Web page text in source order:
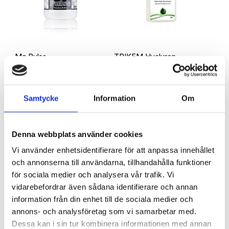
Samtycke Information Om
Denna webbplats använder cookies
Vi använder enhetsidentifierare för att anpassa innehållet
och annonserna till användarna, tillhandahålla funktioner
för sociala medier och analysera vår trafik. Vi
vidarebefordrar även sådana identifierare och annan
information från din enhet till de sociala medier och
annons- och analysföretag som vi samarbetar med.
Dessa kan i sin tur kombinera informationen med annan
Mg Pulse
(Magnesium)
145kr
LÄGG TILL I VARUKORG
TRIKEM Hyaluron
478kr
har
flera